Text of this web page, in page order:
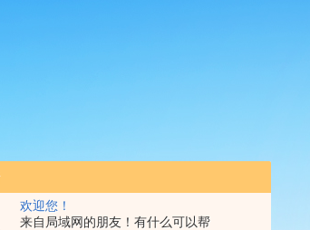
欢迎您！
来自局域网的朋友！有什么可以帮